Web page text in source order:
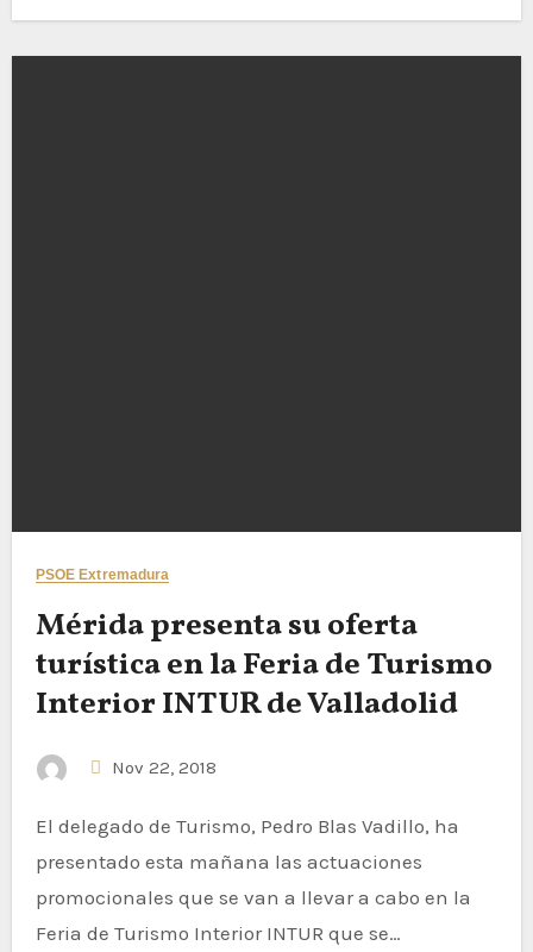
PSOE Extremadura
Mérida presenta su oferta
turística en la Feria de Turismo
Interior INTUR de Valladolid
Nov 22, 2018
El delegado de Turismo, Pedro Blas Vadillo, ha
presentado esta mañana las actuaciones
promocionales que se van a llevar a cabo en la
Feria de Turismo Interior INTUR que se…